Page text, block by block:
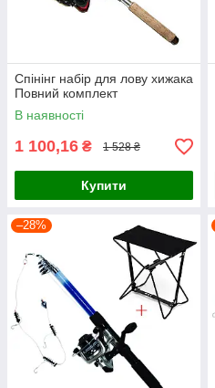
Спінінг набір для лову хижака
Повний комплект
В наявності
1 100,16 ₴ 1 528 ₴
Купити
–28%